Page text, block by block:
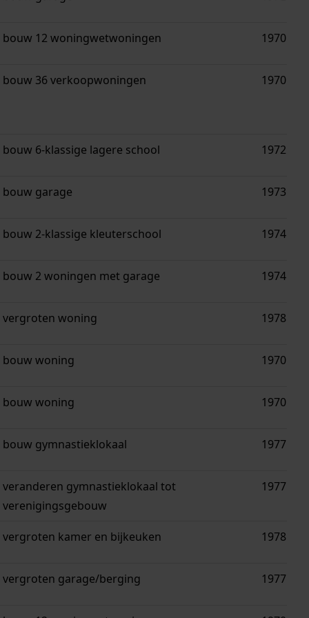
bouw 12 woningwetwoningen 1970
bouw 36 verkoopwoningen 1970
bouw 6-klassige lagere school 1972
bouw garage 1973
bouw 2-klassige kleuterschool 1974
bouw 2 woningen met garage 1974
vergroten woning 1978
bouw woning 1970
bouw woning 1970
bouw gymnastieklokaal 1977
veranderen gymnastieklokaal tot
verenigingsgebouw
1977
vergroten kamer en bijkeuken 1978
vergroten garage/berging 1977